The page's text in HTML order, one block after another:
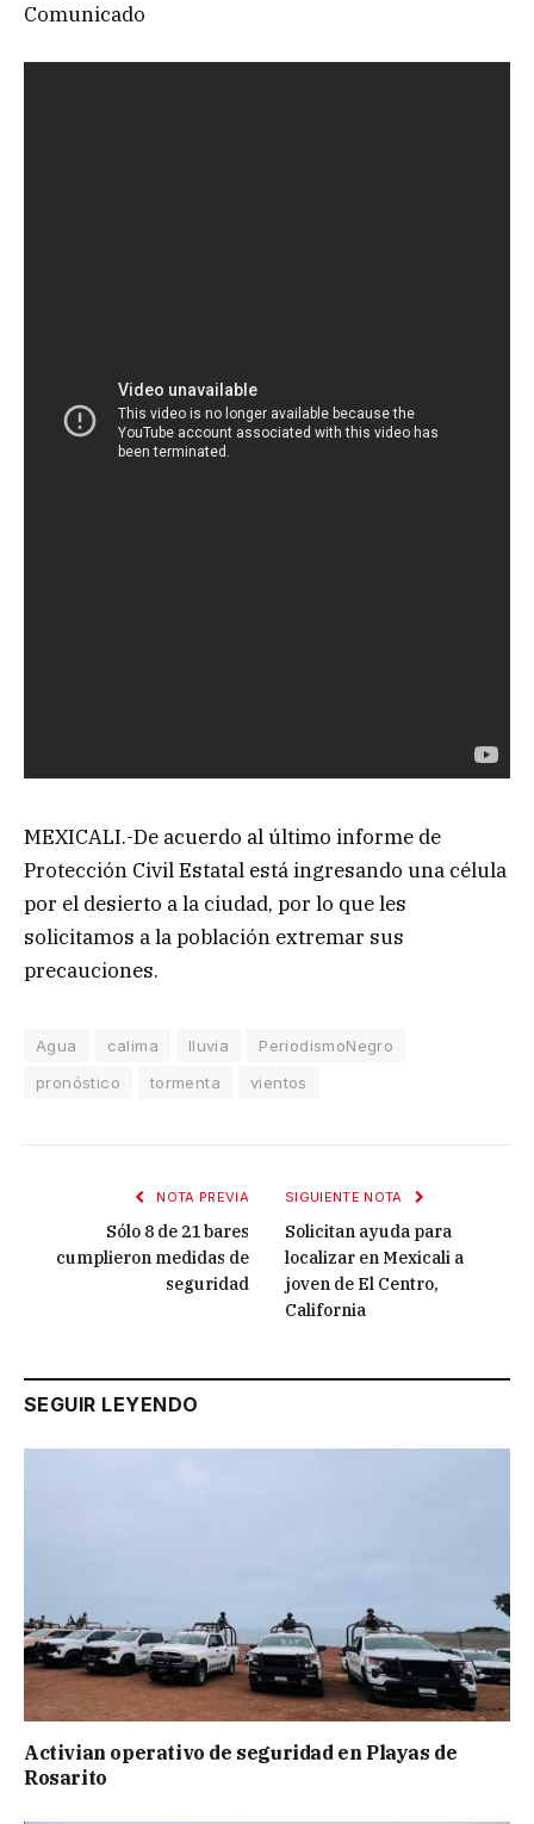
Comunicado
MEXICALI.-De acuerdo al último informe de
Protección Civil Estatal está ingresando una célula
por el desierto a la ciudad, por lo que les
solicitamos a la población extremar sus
precauciones.
Agua calima lluvia
PeriodismoNegro
pronóstico
tormenta vientos
NOTA PREVIA
Sólo 8 de 21 bares
cumplieron medidas de
seguridad
SIGUIENTE NOTA
Solicitan ayuda para
localizar en Mexicali a
joven de El Centro,
California
SEGUIR LEYENDO
Activian operativo de seguridad en Playas de
Rosarito